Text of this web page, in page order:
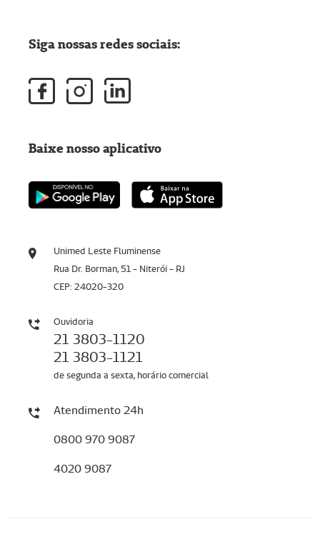
Unimed Leste Fluminense
Rua Dr. Borman, 51 - Niterói - RJ
CEP: 24020-320
Ouvidoria
21 3803-1120
21 3803-1121
de segunda a sexta, horário comercial
Atendimento 24h
0800 970 9087
4020 9087
Siga nossas redes sociais:
Baixe nosso aplicativo